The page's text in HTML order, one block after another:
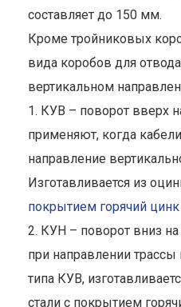
составляет до 150 мм.
Кроме тройниковых
вида коробов для
вертикальном
1. КУВ – поворот вверх
применяют, когда
направление
Изготавливается из
покрытием горячий цинк
2. КУН – поворот вниз
при направлении
типа КУВ,
стали с покрытием